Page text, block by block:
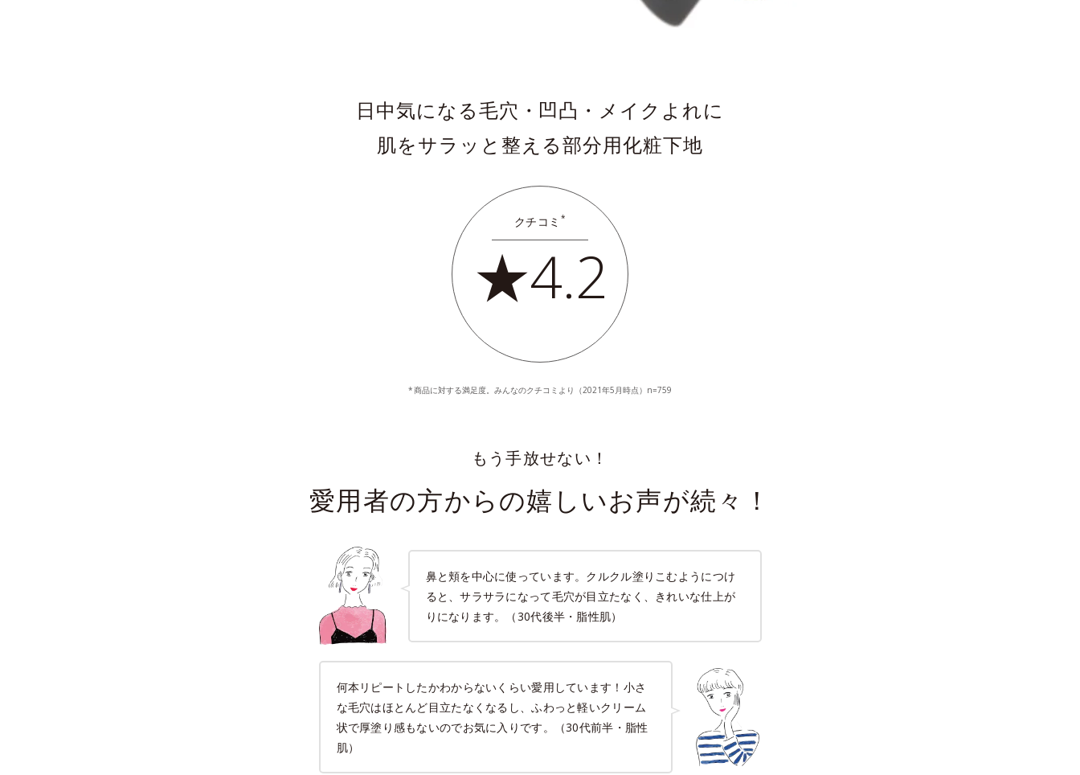
日中気になる毛穴・凹凸・メイクよれに
肌をサラッと整える部分用化粧下地
クチコミ *
★4.2
商品に対する満足度。みんなのクチコミより（2021年5月時点）n=759
もう手放せない！
愛用者の方からの嬉しいお声が続々！
鼻と頬を中心に使っています。クルクル塗りこむようにつけ
ると、サラサラになって毛穴が目立たなく、きれいな仕上が
りになります。（30代後半・脂性肌）
何本リピートしたかわからないくらい愛用しています！小さ
な毛穴はほとんど目立たなくなるし、ふわっと軽いクリーム
状で厚塗り感もないのでお気に入りです。（30代前半・脂性
肌）